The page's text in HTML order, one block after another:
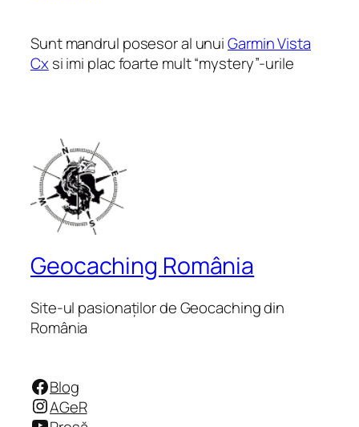
Sunt mandrul posesor al unuiGarmin Vista
Cxsi imi plac foarte mult “mystery”-urile
Geocaching România
Site-ul pasionaților de Geocaching din
România
Facebook
Instagram
Blog
AGeR